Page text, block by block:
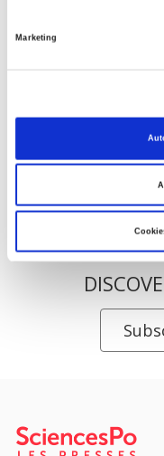
Marketing